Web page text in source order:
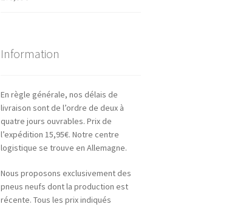
Information
En règle générale, nos délais de
livraison sont de l’ordre de deux à
quatre jours ouvrables. Prix de
l’expédition 15,95€. Notre centre
logistique se trouve en Allemagne.
Nous proposons exclusivement des
pneus neufs dont la production est
récente. Tous les prix indiqués